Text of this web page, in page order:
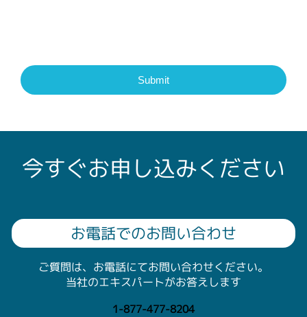
今すぐお申し込みください
お電話でのお問い合わせ
ご質問は、お電話にてお問い合わせください。
当社のエキスパートがお答えします
1-877-477-8204